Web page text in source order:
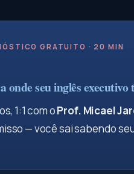
GRATUITO · 20 MIN
onde seu inglês executivo
1:1 com oProf. Micael
— você sai sabendo